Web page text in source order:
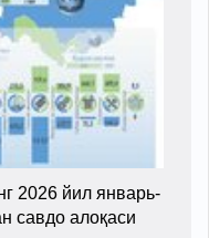
2026 йил январь-
савдо алоқаси